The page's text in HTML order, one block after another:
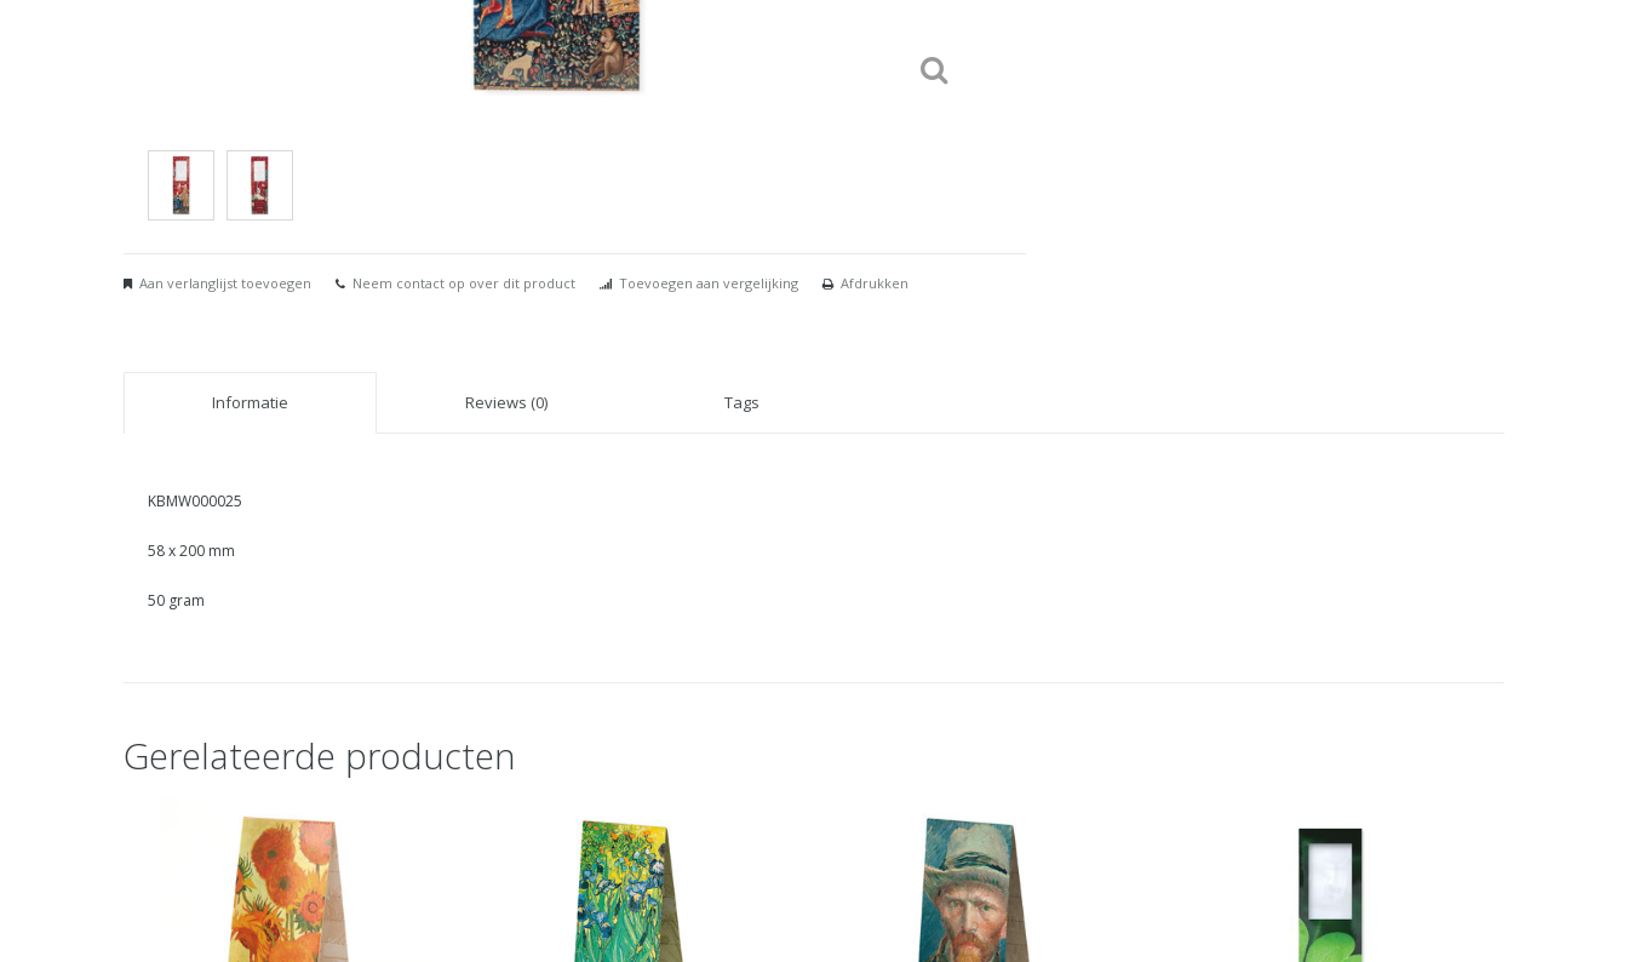
Aan verlanglijst toevoegen Neem contact op over dit product Toevoegen aan vergelijking Afdrukken
Informatie Reviews (0) Tags
KBMW000025
58 x 200 mm
50 gram
Gerelateerde producten